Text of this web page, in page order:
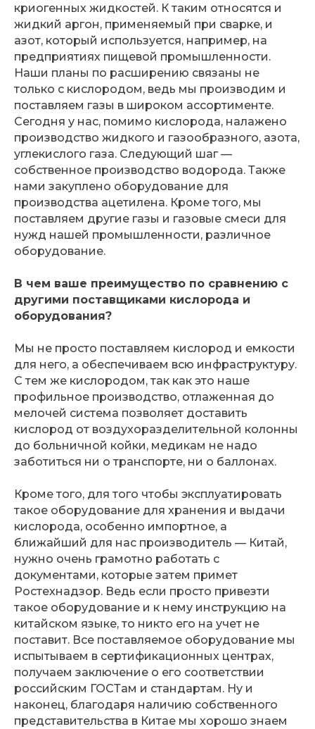
криогенных жидкостей. К таким относятся и
жидкий аргон, применяемый при сварке, и
азот, который используется, например, на
предприятиях пищевой промышленности.
Наши планы по расширению связаны не
только с кислородом, ведь мы производим и
поставляем газы в широком ассортименте.
Сегодня у нас, помимо кислорода, налажено
производство жидкого и газообразного, азота,
углекислого газа. Следующий шаг —
собственное производство водорода. Также
нами закуплено оборудование для
производства ацетилена. Кроме того, мы
поставляем другие газы и газовые смеси для
нужд нашей промышленности, различное
оборудование.
В чем ваше преимущество по сравнению с
другими поставщиками кислорода и
оборудования?
Мы не просто поставляем кислород и емкости
для него, а обеспечиваем всю инфраструктуру.
С тем же кислородом, так как это наше
профильное производство, отлаженная до
мелочей система позволяет доставить
кислород от воздухоразделительной колонны
до больничной койки, медикам не надо
заботиться ни о транспорте, ни о баллонах.
Кроме того, для того чтобы эксплуатировать
такое оборудование для хранения и выдачи
кислорода, особенно импортное, а
ближайший для нас производитель — Китай,
нужно очень грамотно работать с
документами, которые затем примет
Ростехнадзор. Ведь если просто привезти
такое оборудование и к нему инструкцию на
китайском языке, то никто его на учет не
поставит. Все поставляемое оборудование мы
испытываем в сертификационных центрах,
получаем заключение о его соответствии
российским ГОСТам и стандартам. Ну и
наконец, благодаря наличию собственного
представительства в Китае мы хорошо знаем